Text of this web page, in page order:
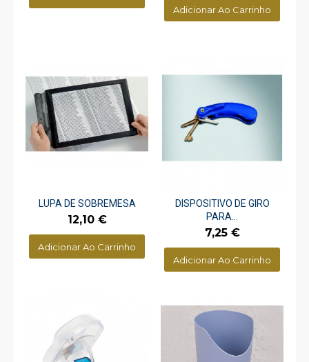
Adicionar Ao Carrinho
LUPA DE SOBREMESA
Preço
12,10 €
Adicionar Ao Carrinho
DISPOSITIVO DE GIRO
PARA...
Preço
7,25 €
Adicionar Ao Carrinho